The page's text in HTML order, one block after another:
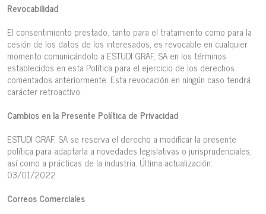
Revocabilidad
El consentimiento prestado, tanto para el tratamiento como para la
cesión de los datos de los interesados, es revocable en cualquier
momento comunicándolo a ESTUDI GRAF, SA en los términos
establecidos en esta Política para el ejercicio de los derechos
comentados anteriormente. Esta revocación en ningún caso tendrá
carácter retroactivo.
Cambios en la Presente Política de Privacidad
ESTUDI GRAF, SA se reserva el derecho a modificar la presente
política para adaptarla a novedades legislativas o jurisprudenciales,
así como a prácticas de la industria. Última actualización:
03/01/2022
Correos Comerciales